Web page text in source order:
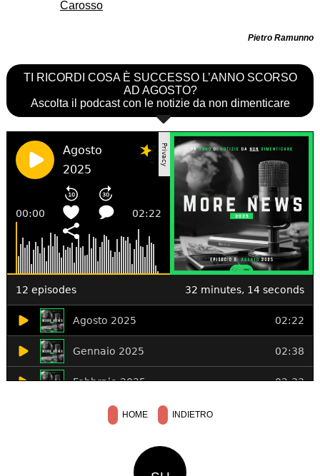
Pietro Ramunno
TI RICORDI COSA È SUCCESSO L’ANNO SCORSO
AD AGOSTO?
Ascolta il podcast con le notizie da non dimenticare
HOME INDIETRO